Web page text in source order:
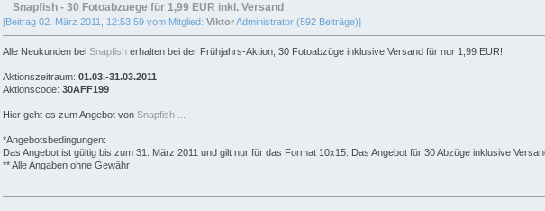
Snapfish - 30 Fotoabzuege für 1,99 EUR inkl. Versand
[Beitrag 02. März 2011, 12:53:59 vom Mitglied: ViktorAdministrator (592 Beiträge)]
Alle Neukunden bei Snapfish erhalten bei der Frühjahrs-Aktion, 30 Fotoabzüge inklusive Versand für nur 1,99 EUR!
Aktionszeitraum: 01.03.-31.03.2011
Aktionscode: 30AFF199
Hier geht es zum Angebot von Snapfish ...
*Angebotsbedingungen:
Das Angebot ist gültig bis zum 31. März 2011 und gilt nur für das Format 10x15. Das Angebot für 30 Abzüge inklusive
** Alle Angaben ohne Gewähr